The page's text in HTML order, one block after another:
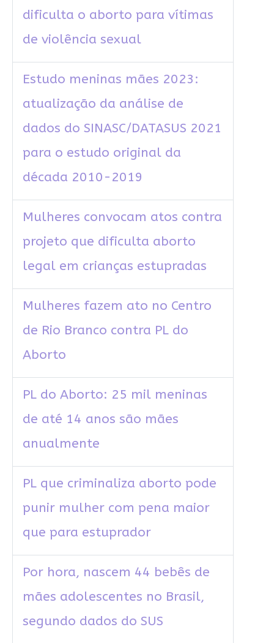
dificulta o aborto para vítimas
de violência sexual
Estudo meninas mães 2023:
atualização da análise de
dados do SINASC/DATASUS 2021
para o estudo original da
década 2010-2019
Mulheres convocam atos contra
projeto que dificulta aborto
legal em crianças estupradas
Mulheres fazem ato no Centro
de Rio Branco contra PL do
Aborto
PL do Aborto: 25 mil meninas
de até 14 anos são mães
anualmente
PL que criminaliza aborto pode
punir mulher com pena maior
que para estuprador
Por hora, nascem 44 bebês de
mães adolescentes no Brasil,
segundo dados do SUS